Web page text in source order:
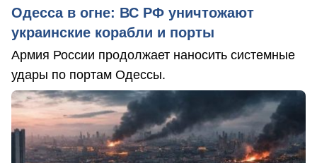
Одесса в огне: ВС РФ уничтожают
украинские корабли и порты
Армия России продолжает наносить системные
удары по портам Одессы.